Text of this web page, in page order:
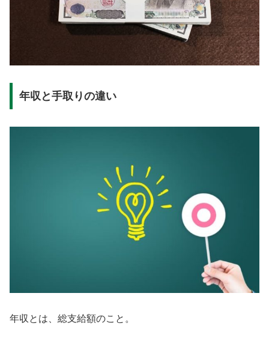
年収と手取りの違い
年収とは、総支給額のこと。